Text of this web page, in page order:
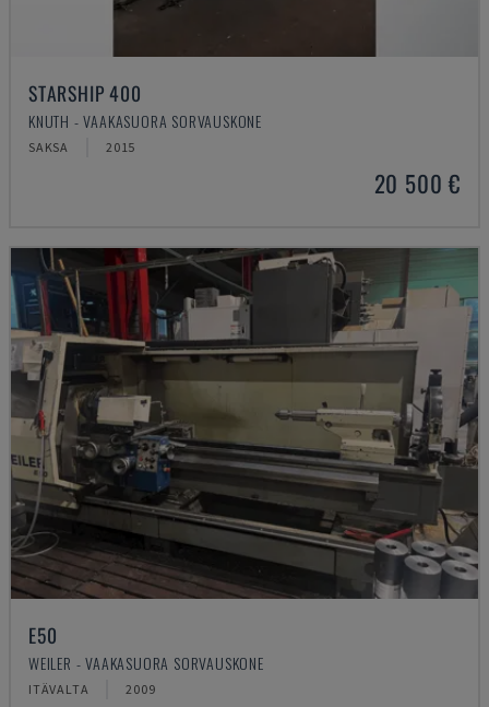
STARSHIP 400
KNUTH - VAAKASUORA SORVAUSKONE
SAKSA 2015
20 500 €
E50
WEILER - VAAKASUORA SORVAUSKONE
ITÄVALTA 2009